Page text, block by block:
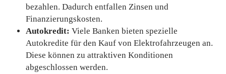
bezahlen. Dadurch entfallen Zinsen und
Finanzierungskosten.
Autokredit: Viele Banken bieten spezielle
Autokredite für den Kauf von Elektrofahrzeugen an.
Diese können zu attraktiven Konditionen
abgeschlossen werden.